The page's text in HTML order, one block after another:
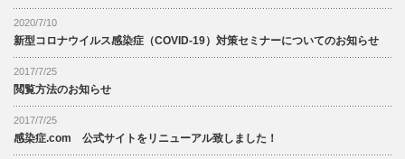
2020/7/10
新型コロナウイルス感染症（COVID-19）対策セミナーについてのお知らせ
2017/7/25
閲覧方法のお知らせ
2017/7/25
感染症.com 公式サイトをリニューアル致しました！